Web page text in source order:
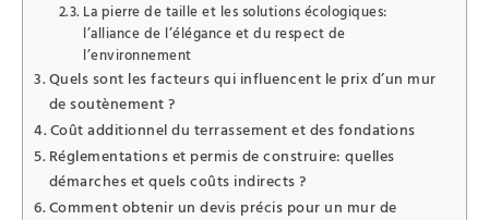
La pierre de taille et les solutions écologiques:
l’alliance de l’élégance et du respect de
l’environnement
Quels sont les facteurs qui influencent le prix d’un mur
de soutènement ?
Coût additionnel du terrassement et des fondations
Réglementations et permis de construire: quelles
démarches et quels coûts indirects ?
Comment obtenir un devis précis pour un mur de